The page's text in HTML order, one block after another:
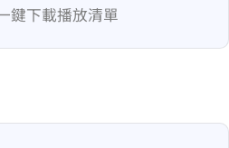
鍵下載播放清單